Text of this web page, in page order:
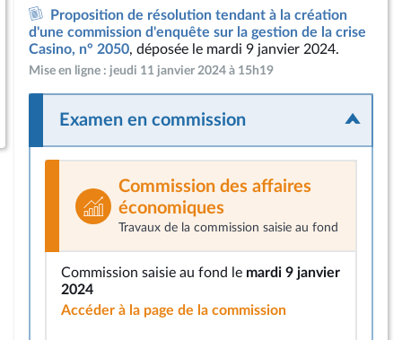
Proposition de résolution tendant à la création
d'une commission d'enquête sur la gestion de la crise
Casino, n° 2050, déposée le mardi 9 janvier 2024.
Mise en ligne : jeudi 11 janvier 2024 à 15h19
Examen en commission
Commission des affaires
économiques
Travaux de la commission saisie au fond
Commission saisie au fond le mardi 9 janvier
2024
Accéder à la page de la commission